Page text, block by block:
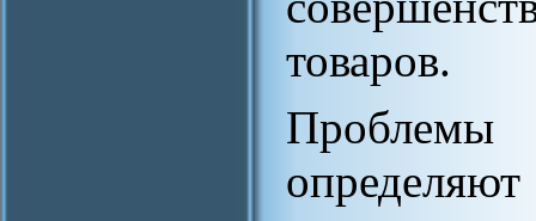
товаров.
Проблемы